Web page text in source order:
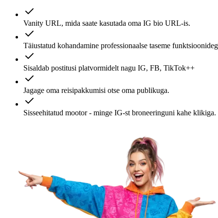
Vanity URL, mida saate kasutada oma IG bio URL-is.
Täiustatud kohandamine professionaalse taseme
Sisaldab postitusi platvormidelt nagu IG, FB, TikTok++
Jagage oma reisipakkumisi otse oma publikuga.
Sisseehitatud mootor - minge IG-st broneeringuni kahe klikiga.